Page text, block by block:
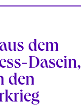
dem
Dasein,
den